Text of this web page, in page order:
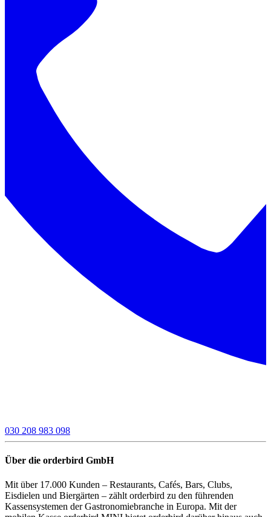
030 208 983 098
Über die orderbird GmbH
Mit über 17.000 Kunden – Restaurants, Cafés, Bars, Clubs,
Eisdielen und Biergärten – zählt orderbird zu den führenden
Kassensystemen der Gastronomiebranche in Europa. Mit der